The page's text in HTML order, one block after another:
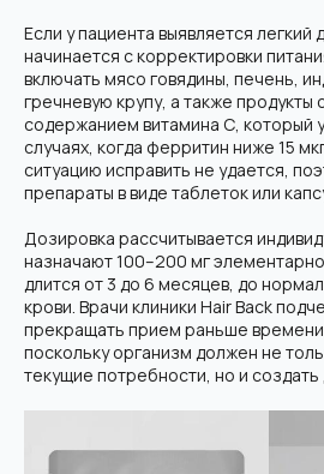
Если у пациента выявляется легкий
начинается с корректировки
включать мясо говядины, печень,
гречневую крупу, а также продукты
содержанием витамина С, который
случаях, когда ферритин ниже 15
ситуацию исправить не удается,
препараты в виде таблеток или
Дозировка рассчитывается
назначают 100–200 мг
длится от 3 до 6 месяцев, до
крови. Врачи клиники Hair Back
прекращать прием раньше
поскольку организм должен не
текущие потребности, но и создать